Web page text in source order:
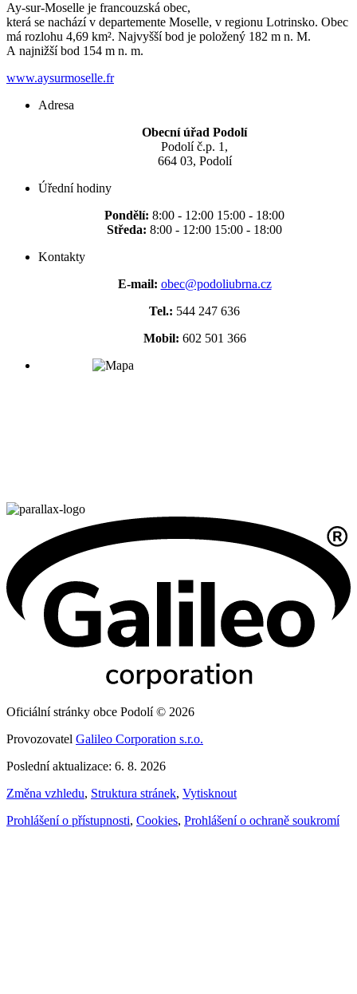
Ay-sur-Moselle je francouzská obec,
která se nachází v departemente Moselle, v regionu Lotrinsko. Obec
má rozlohu 4,69 km². Najvyšší bod je položený 182 m n. M.
A najnižší bod 154 m n. m.
www.aysurmoselle.fr
Adresa
Obecní úřad Podolí
Podolí č.p. 1,
664 03, Podolí
Úřední hodiny
Pondělí: 8:00 - 12:00 15:00 - 18:00
Středa: 8:00 - 12:00 15:00 - 18:00
Kontakty
E-mail: obec@podoliubrna.cz
Tel.: 544 247 636
Mobil: 602 501 366
Oficiální stránky obce Podolí © 2026
Provozovatel Galileo Corporation s.r.o.
Poslední aktualizace: 6. 8. 2026
Změna vzhledu, Struktura stránek, Vytisknout
Prohlášení o přístupnosti, Cookies, Prohlášení o ochraně soukromí